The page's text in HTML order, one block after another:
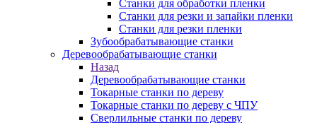
Станки для обработки пленки
Станки для резки и запайки пленки
Станки для резки пленки
Зубообрабатывающие станки
Деревообрабатывающие станки
Назад
Деревообрабатывающие станки
Токарные станки по дереву
Токарные станки по дереву с ЧПУ
Сверлильные станки по дереву